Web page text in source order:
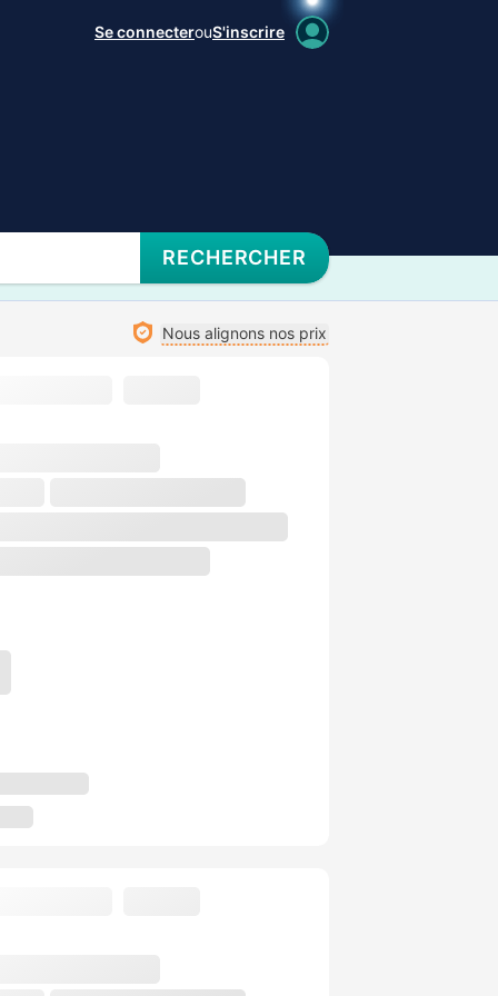
Se connecterouS'inscrire
RECHERCHER
Nous alignons nos prix